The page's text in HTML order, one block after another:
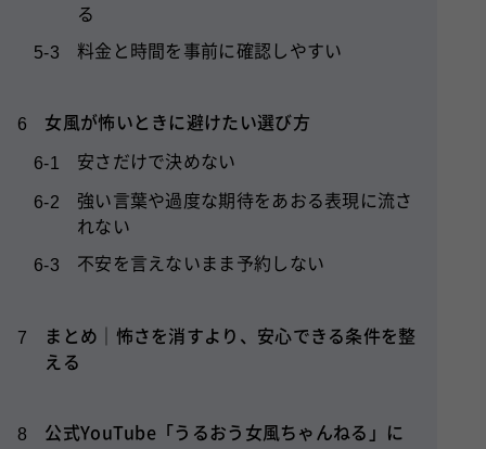
る
5-3 料金と時間を事前に確認しやすい
6 女風が怖いときに避けたい選び方
6-1 安さだけで決めない
6-2
強い言葉や過度な期待をあおる表現に流さ
れない
6-3 不安を言えないまま予約しない
7
まとめ｜怖さを消すより、安心できる条件を整
える
8
公式YouTube「うるおう女風ちゃんねる」に